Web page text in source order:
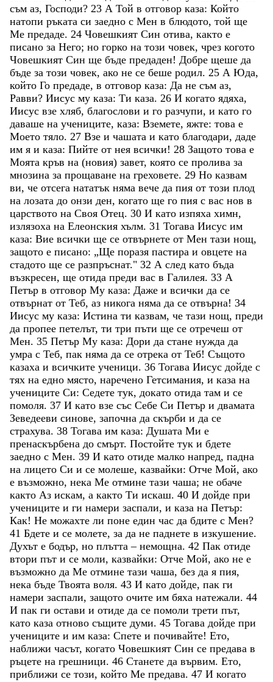
съм аз, Господи? 23 А Той в отговор каза: Който
натопи ръката си заедно с Мен в блюдото, той ще
Ме предаде. 24 Човешкият Син отива, както е
писано за Него; но горко на този човек, чрез когото
Човешкият Син ще бъде предаден! Добре щеше да
бъде за този човек, ако не се беше родил. 25 А Юда,
който Го предаде, в отговор каза: Да не съм аз,
Равви? Иисус му каза: Ти каза. 26 И когато ядяха,
Иисус взе хляб, благослови и го разчупи, и като го
даваше на учениците, каза: Вземете, яжте: това е
Моето тяло. 27 Взе и чашата и като благодари, даде
им я и каза: Пийте от нея всички! 28 Защото това е
Моята кръв на (новия) завет, която се пролива за
мнозина за прощаване на греховете. 29 Но казвам
ви, че отсега нататък няма вече да пия от този плод
на лозата до онзи ден, когато ще го пия с вас нов в
царството на Своя Отец. 30 И като изпяха химн,
излязоха на Елеонския хълм. 31 Тогава Иисус им
каза: Вие всички ще се отвърнете от Мен тази нощ,
защото е писано: „Ще поразя пастира и овцете на
стадото ще се разпръснат." 32 А след като бъда
възкресен, ще отида преди вас в Галилея. 33 А
Петър в отговор Му каза: Даже и всички да се
отвърнат от Теб, аз никога няма да се отвърна! 34
Иисус му каза: Истина ти казвам, че тази нощ, преди
да пропее петелът, ти три пъти ще се отречеш от
Мен. 35 Петър Му каза: Дори да стане нужда да
умра с Теб, пак няма да се отрека от Теб! Същото
казаха и всичките ученици. 36 Тогава Иисус дойде с
тях на едно място, наречено Гетсимания, и каза на
учениците Си: Седете тук, докато отида там и се
помоля. 37 И като взе със Себе Си Петър и двамата
Зеведееви синове, започна да скърби и да се
страхува. 38 Тогава им каза: Душата Ми е
пренаскърбена до смърт. Постойте тук и бдете
заедно с Мен. 39 И като отиде малко напред, падна
на лицето Си и се молеше, казвайки: Отче Мой, ако
е възможно, нека Ме отмине тази чаша; не обаче
както Аз искам, а както Ти искаш. 40 И дойде при
учениците и ги намери заспали, и каза на Петър:
Как! Не можахте ли поне един час да бдите с Мен?
41 Бдете и се молете, за да не паднете в изкушение.
Духът е бодър, но плътта– немощна. 42 Пак отиде
втори път и се моли, казвайки: Отче Мой, ако не е
възможно да Ме отмине тази чаша, без да я пия,
нека бъде Твоята воля. 43 И като дойде, пак ги
намери заспали, защото очите им бяха натежали. 44
И пак ги остави и отиде да се помоли трети път,
като каза отново същите думи. 45 Тогава дойде при
учениците и им каза: Спете и почивайте! Ето,
наближи часът, когато Човешкият Син се предава в
ръцете на грешници. 46 Станете да вървим. Ето,
приближи се този, който Ме предава. 47 И когато